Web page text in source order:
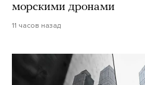
морскими дронами
11 часов назад